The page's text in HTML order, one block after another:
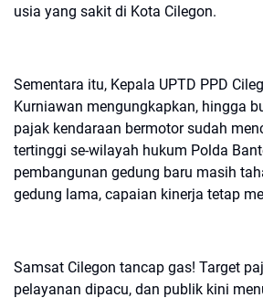
usia yang sakit di Kota Cilegon.
Sementara itu, Kepala UPTD PPD
Kurniawan mengungkapkan, hingga
pajak kendaraan bermotor sudah
tertinggi se-wilayah hukum Polda
pembangunan gedung baru masih
gedung lama, capaian kinerja tetap
Samsat Cilegon tancap gas! Target
pelayanan dipacu, dan publik kini